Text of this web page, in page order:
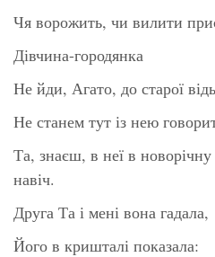
Чя ворожить, чи вилити
Дівчина-городянка
Не йди, Агато, до старої
Не станем тут із нею
Та, знаєш, в неї в
навіч.
Друга Та і мені вона гадала,
Його в кришталі показала: